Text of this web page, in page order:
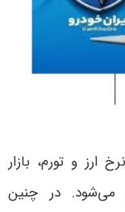
ارز و تورم، بازار
می‌شود. در چنین